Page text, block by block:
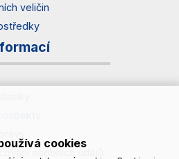
veličin
osobních údajů
cookies